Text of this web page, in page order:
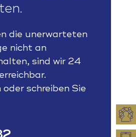
die unerwarteten
nicht an
sind wir 24
schreiben Sie